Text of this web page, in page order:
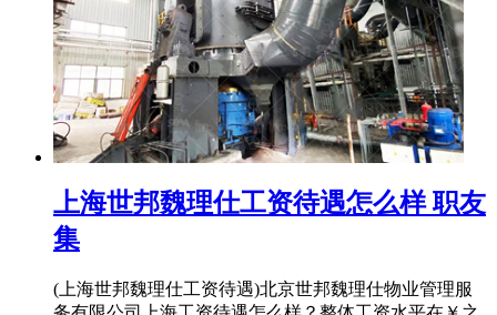
上海世邦魏理仕工资待遇怎么样 职友
集
(上海世邦魏理仕工资待遇)北京世邦魏理仕物业管理服